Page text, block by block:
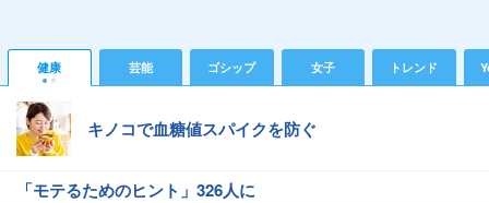
健康 芸能 ゴシップ 女子 トレンド
キノコで血糖値スパイクを防ぐ
「モテるためのヒント」326人に